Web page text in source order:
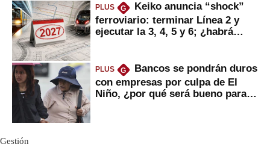
PLUS G
Keiko anuncia “shock”
ferroviario: terminar Línea 2 y
ejecutar la 3, 4, 5 y 6; ¿habrá
PLUS G
Bancos se pondrán duros
con empresas por culpa de El
Niño, ¿por qué será bueno para
Gestión